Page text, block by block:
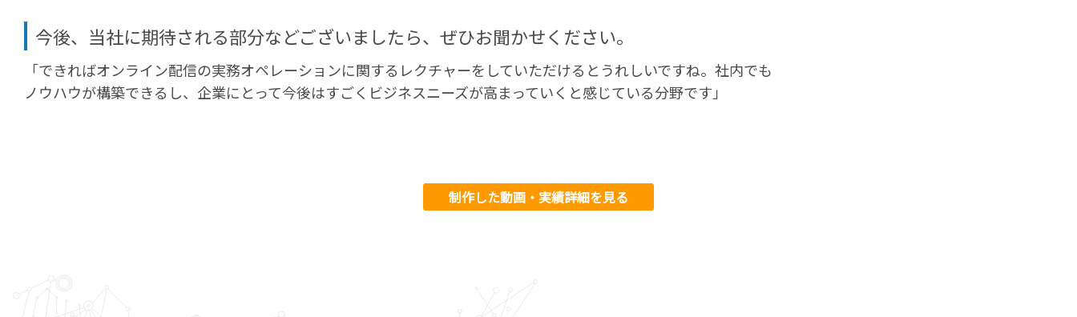
今後、当社に期待される部分などございましたら、ぜひお聞かせください。
「できればオンライン配信の実務オペレーションに関するレクチャーをしていただけるとうれしいですね。社内でも
ノウハウが構築できるし、企業にとって今後はすごくビジネスニーズが高まっていくと感じている分野です」
制作した動画・実績詳細を見る